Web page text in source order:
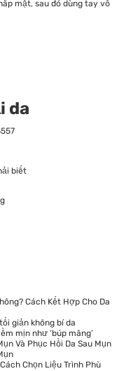
mặt, sau đó dùng tay vỗ
da
biết
Cách Kết Hợp Cho Da
giản không bí da
mịn như ‘búp măng’
Và Phục Hồi Da Sau Mụn
Chọn Liệu Trình Phù